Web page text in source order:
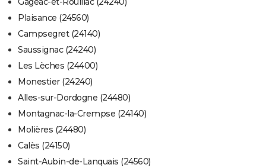
Plaisance (24560)
Campsegret (24140)
Saussignac (24240)
Les Lèches (24400)
Monestier (24240)
Alles-sur-Dordogne (24480)
Montagnac-la-Crempse (24140)
Molières (24480)
Calès (24150)
Saint-Aubin-de-Lanquais (24560)